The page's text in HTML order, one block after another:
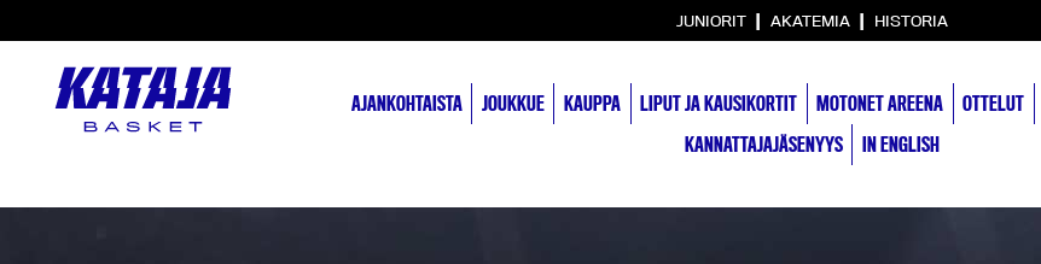
JUNIORIT | AKATEMIA | HISTORIA
AJANKOHTAISTA JOUKKUE KAUPPA LIPUT JA KAUSIKORTIT MOTONET AREENA OTTELUT
KANNATTAJAJÄSENYYS
IN ENGLISH